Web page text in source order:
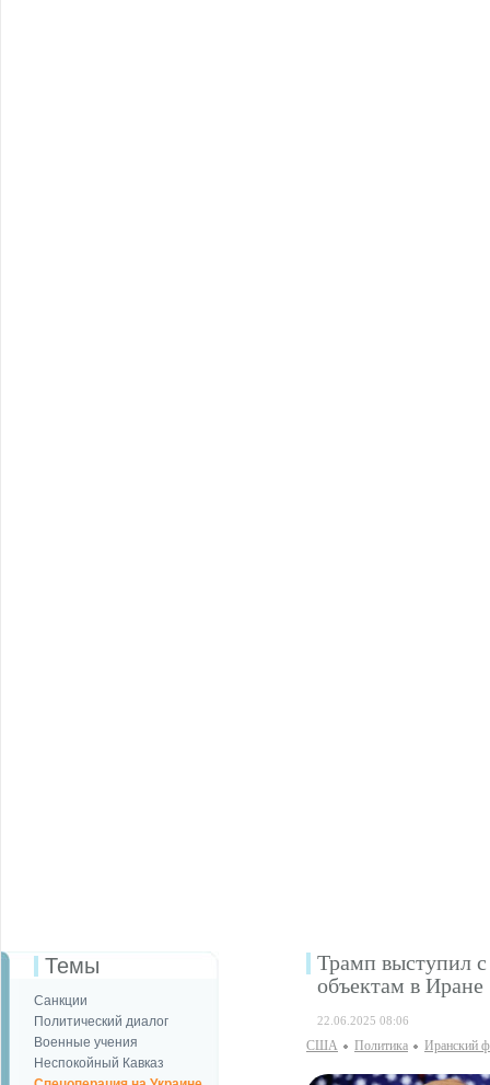
Темы
Санкции
Политический диалог
Военные учения
Неспокойный Кавказ
Трамп выступил
объектам в Иране
22.06.2025 08:06
США Политика Иранский